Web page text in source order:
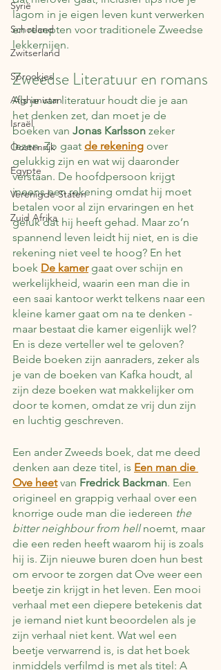
Syrië
Schotland
Zwitserland
Sprookjes
Afghanistan
Israël
Oostenrijk
Egypte
Verenigde Staten
Zuid Afrika
lagom in je eigen leven kunt verwerken
en recepten voor traditionele Zweedse
lekkernijen.
Zweedse Literatuur en romans
Als je van literatuur houdt die je aan
het denken zet, dan moet je de
boeken van Jonas Karlsson zeker
lezen. Zo gaat de rekening over
gelukkig zijn en wat wij daaronder
verstaan. De hoofdpersoon krijgt
ineens een rekening omdat hij moet
betalen voor al zijn ervaringen en het
geluk dat hij heeft gehad. Maar zo’n
spannend leven leidt hij niet, en is die
rekening niet veel te hoog? En het
boek De kamer gaat over schijn en
werkelijkheid, waarin een man die in
een saai kantoor werkt telkens naar een
kleine kamer gaat om na te denken -
maar bestaat die kamer eigenlijk wel?
En is deze verteller wel te geloven?
Beide boeken zijn aanraders, zeker als
je van de boeken van Kafka houdt, al
zijn deze boeken wat makkelijker om
door te komen, omdat ze vrij dun zijn
en luchtig geschreven.
Een ander Zweeds boek, dat me deed
denken aan deze titel, is Een man die
Ove heet van Fredrick Backman. Een
origineel en grappig verhaal over een
knorrige oude man die iedereen the
bitter neighbour from hell noemt, maar
die een reden heeft waarom hij is zoals
hij is. Zijn nieuwe buren doen hun best
om ervoor te zorgen dat Ove weer een
beetje zin krijgt in het leven. Een mooi
verhaal met een diepere betekenis dat
je iemand niet kunt beoordelen als je
zijn verhaal niet kent. Wat wel een
beetje verwarrend is, is dat het boek
inmiddels verfilmd is met als titel: A